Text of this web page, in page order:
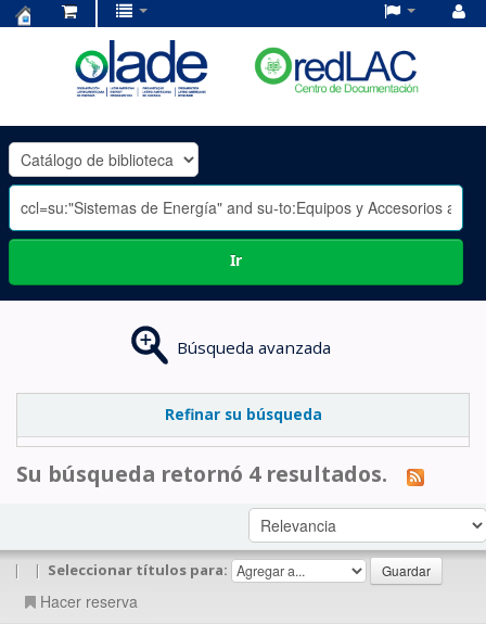
OLADE
-
Ir
Búsqueda avanzada
Refinar su búsqueda
Su búsqueda retornó 4 resultados.
| | Seleccionar títulos para:
Hacer reserva